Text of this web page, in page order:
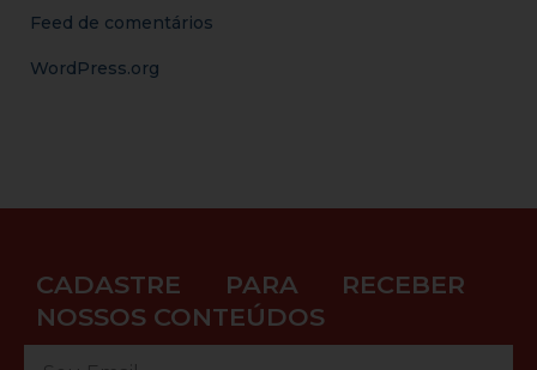
Feed de comentários
WordPress.org
CADASTRE PARA RECEBER
NOSSOS CONTEÚDOS